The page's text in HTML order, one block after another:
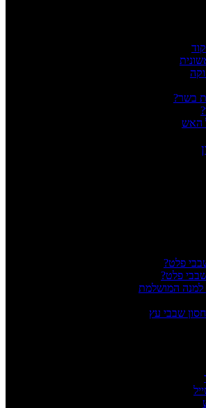
בשר?
האש
פלט?
פלט?
המושלמת
שבבי עץ